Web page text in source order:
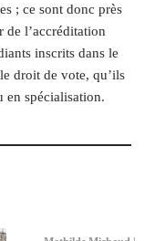
; ce sont donc près
l’accréditation
inscrits dans le
droit de vote, qu’ils
en spécialisation.